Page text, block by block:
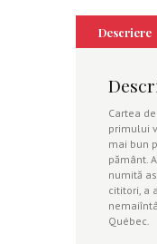
Descriere
Cartea
primului
mai bun
pământ.
numită
cititori, a
Québec.